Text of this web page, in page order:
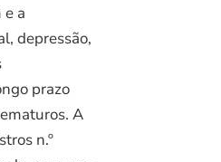
a
depressão,
prazo
A
n.º